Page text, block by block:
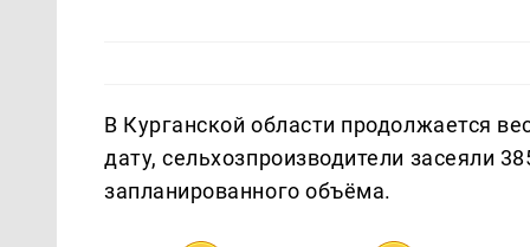
В Курганской области продолжается
дату, сельхозпроизводители засеяли
запланированного объёма.